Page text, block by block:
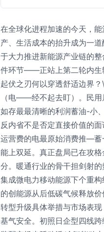
在全球化进程加速的今天，
产、生活成本的抬升成为一
于大力推进新能源产业链的
件环节——正站上第二轮内生
起伏之刃何以穿透舒适边界
（电——经不起去盯）。民
如存最最清晰的利润蓄油-小
反内省不是否定直接价值的
运营费的电最原始消费推—蓄
能上双延。真正盘局已在攻
分。暖通行业的骨干担剑射
集成微电力移动能源下个重
的创能源从后低碳气候释放
转型升级具体举措与市场表
基气安全。初照日企型四线